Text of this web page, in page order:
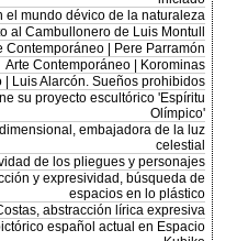
el mundo dévico de la naturaleza
al Cambullonero de Luis Montull
Contemporáneo |
Pere Parramón
Arte Contemporáneo |
Korominas
Luis Alarcón. Sueños prohibidos
su proyecto escultórico 'Espíritu
Olímpico'
embajadora de la luz
celestial
de los pliegues y personajes
y expresividad, búsqueda de
espacios en lo plástico
abstracción lírica expresiva
español actual en Espacio